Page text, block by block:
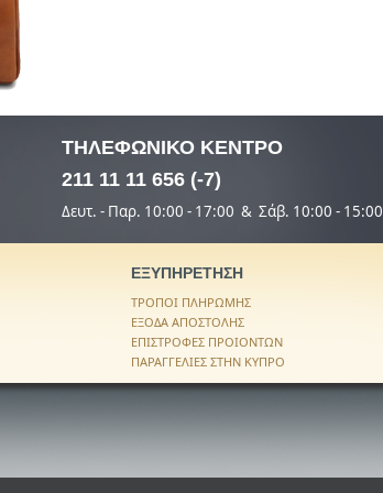
ΤΗΛΕΦΩΝΙΚΟΚΕΝΤΡΟ
211 11 11 656 (-7)
Δευτ. - Παρ. 10:00 - 17:00 & Σάβ. 10:00 - 15:00
ΕΞΥΠΗΡΕΤΗΣΗ
ΤΡΟΠΟΙ ΠΛΗΡΩΜΗΣ
ΕΞΟΔΑ ΑΠΟΣΤΟΛΗΣ
ΕΠΙΣΤΡΟΦΕΣ ΠΡΟΙΟΝΤΩΝ
ΠΑΡΑΓΓΕΛΙΕΣ ΣΤΗΝ ΚΥΠΡΟ